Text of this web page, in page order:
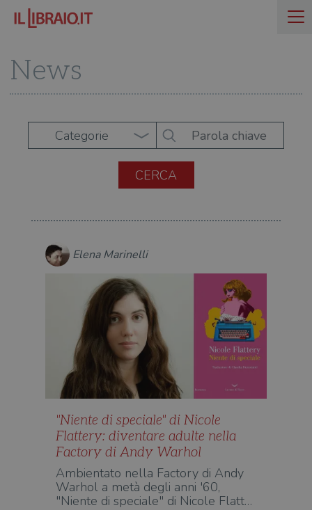
News
Categorie
Elena Marinelli
"Niente di speciale" di Nicole
Flattery: diventare adulte nella
Factory di Andy Warhol
Ambientato nella Factory di Andy
Warhol a metà degli anni '60,
"Niente di speciale" di Nicole Flatt…